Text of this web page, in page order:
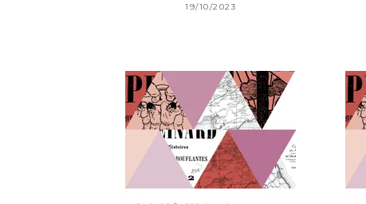
19/10/2023